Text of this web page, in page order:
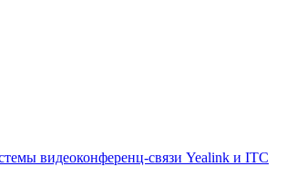
видеоконференц-связи Yealink и ITC